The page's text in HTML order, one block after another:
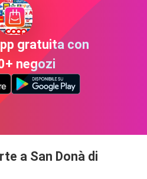
gratuita con
negozi
a San Donà di